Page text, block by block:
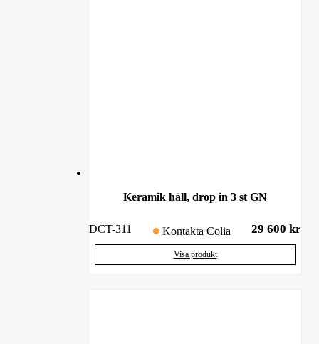
Keramik häll, drop in 3 st GN
DCT-311 Kontakta Colia 29 600 kr
Visa produkt